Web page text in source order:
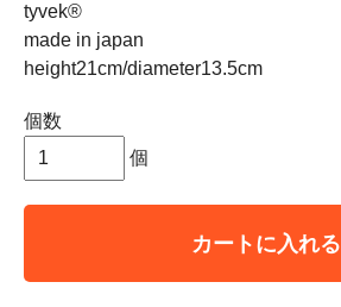
tyvek®
made in japan
height21cm/diameter13.5cm
個数
個
カートに入れる